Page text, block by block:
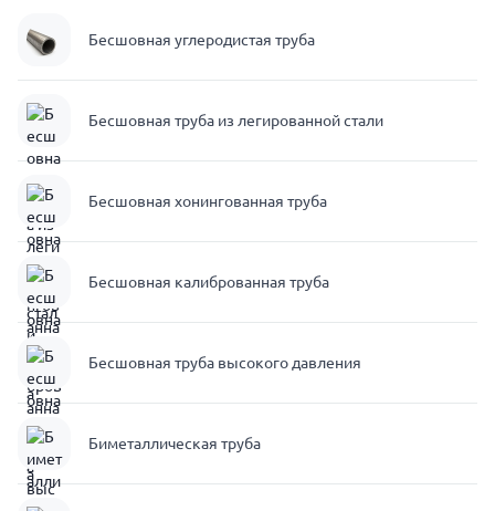
Бесшовная углеродистая труба
Бесшовная труба из легированной стали
Бесшовная хонингованная труба
Бесшовная калиброванная труба
Бесшовная труба высокого давления
Биметаллическая труба